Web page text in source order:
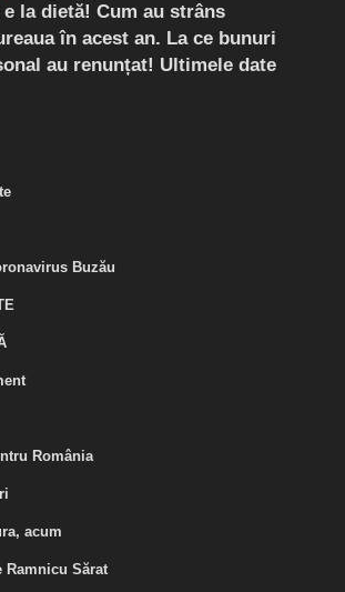
e la dietă! Cum au strâns
în acest an. La ce bunuri
au renunțat! Ultimele date
Buzău
România
acum
Ramnicu Sărat